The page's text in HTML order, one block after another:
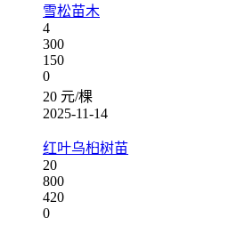
雪松苗木
4
300
150
0
20 元/棵
2025-11-14
红叶乌桕树苗
20
800
420
0